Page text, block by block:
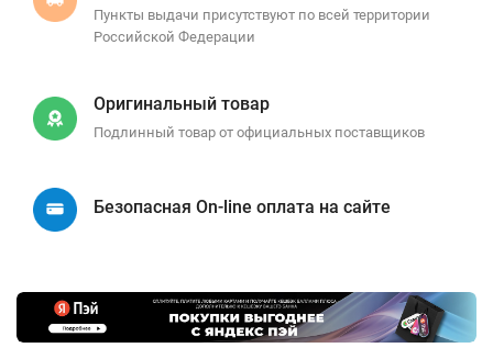
Пункты выдачи присутствуют по всей территории
Российской Федерации
Оригинальный товар
Подлинный товар от официальных поставщиков
Безопасная On-line оплата на сайте